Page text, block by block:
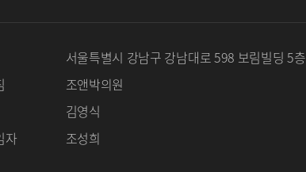
서울특별시 강남구 강남대로 598 보림빌딩 5층
조앤박의원
김영식
자
조성희